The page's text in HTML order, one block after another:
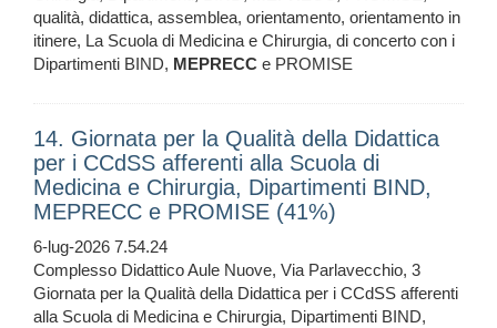
qualità, didattica, assemblea, orientamento, orientamento in
itinere, La Scuola di Medicina e Chirurgia, di concerto con i
Dipartimenti BIND, MEPRECC e PROMISE
14. Giornata per la Qualità della Didattica
per i CCdSS afferenti alla Scuola di
Medicina e Chirurgia, Dipartimenti BIND,
MEPRECC e PROMISE (41%)
6-lug-2026 7.54.24
Complesso Didattico Aule Nuove, Via Parlavecchio, 3
Giornata per la Qualità della Didattica per i CCdSS afferenti
alla Scuola di Medicina e Chirurgia, Dipartimenti BIND,